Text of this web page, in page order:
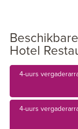
dat ons
bijeenkomst tot
Onze 2 stijlkamers
uiteraard
Hotel
4-uurs
4-uurs